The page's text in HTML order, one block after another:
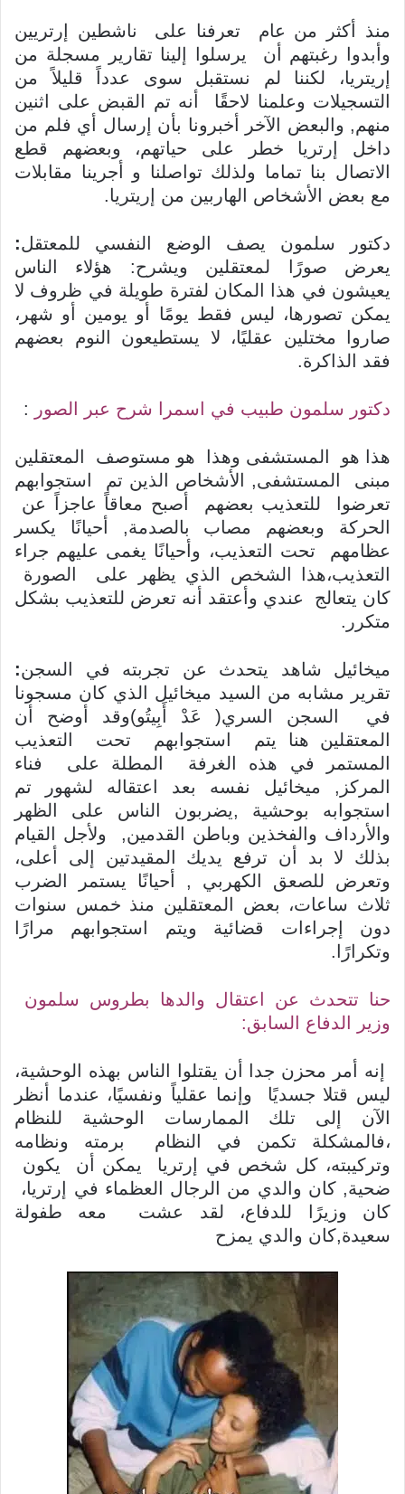
منذ أكثر من عام تعرفنا على ناشطين إرتريين
وأبدوا رغبتهم أن يرسلوا إلينا تقارير مسجلة من
إريتريا، لكننا لم نستقبل سوى عدداً قليلاً من
التسجيلات وعلمنا لاحقًا أنه تم القبض على اثنين
منهم, والبعض الآخر أخبرونا بأن إرسال أي فلم من
داخل إرتريا خطر على حياتهم، وبعضهم قطع
الاتصال بنا تماما ولذلك تواصلنا و أجرينا مقابلات
مع بعض الأشخاص الهاربين من إريتريا.
دكتور سلمون يصف الوضع النفسي للمعتقل:
يعرض صورًا لمعتقلين ويشرح: هؤلاء الناس
يعيشون في هذا المكان لفترة طويلة في ظروف لا
يمكن تصورها، ليس فقط يومًا أو يومين أو شهر،
صاروا مختلين عقليًا، لا يستطيعون النوم بعضهم
فقد الذاكرة.
دكتور سلمون طبيب في اسمرا شرح عبر الصور :
هذا هو المستشفى وهذا هو مستوصف المعتقلين
مبنى المستشفى, الأشخاص الذين تم استجوابهم
تعرضوا للتعذيب بعضهم أصبح معاقاً عاجزاً عن
الحركة وبعضهم مصاب بالصدمة, أحيانًا يكسر
عظامهم تحت التعذيب، وأحيانًا يغمى عليهم جراء
التعذيب،هذا الشخص الذي يظهر على الصورة
كان يتعالج عندي وأعتقد أنه تعرض للتعذيب بشكل
متكرر.
ميخائيل شاهد يتحدث عن تجربته في السجن:
تقرير مشابه من السيد ميخائيل الذي كان مسجونا
في السجن السري( عَدْ أَبِيتُو)وقد أوضح أن
المعتقلين هنا يتم استجوابهم تحت التعذيب
المستمر في هذه الغرفة المطلة على فناء
المركز, ميخائيل نفسه بعد اعتقاله لشهور تم
استجوابه بوحشية ,يضربون الناس على الظهر
والأرداف والفخذين وباطن القدمين, ولأجل القيام
بذلك لا بد أن ترفع يديك المقيدتين إلى أعلى،
وتعرض للصعق الكهربي , أحيانًا يستمر الضرب
ثلاث ساعات، بعض المعتقلين منذ خمس سنوات
دون إجراءات قضائية ويتم استجوابهم مرارًا
وتكرارًا.
حنا تتحدث عن اعتقال والدها بطروس سلمون
وزير الدفاع السابق:
إنه أمر محزن جدا أن يقتلوا الناس بهذه الوحشية،
ليس قتلا جسديًا وإنما عقلياً ونفسيًا، عندما أنظر
الآن إلى تلك الممارسات الوحشية للنظام
،فالمشكلة تكمن في النظام برمته ونظامه
وتركيبته، كل شخص في إرتريا يمكن أن يكون
ضحية, كان والدي من الرجال العظماء في إرتريا،
كان وزيرًا للدفاع، لقد عشت معه طفولة
سعيدة,كان والدي يمزح